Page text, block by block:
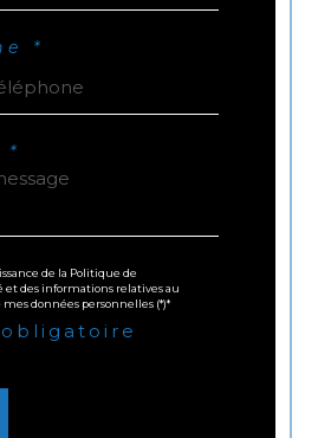
*
*
de la Politique de
des informations relatives au
données personnelles (*)*